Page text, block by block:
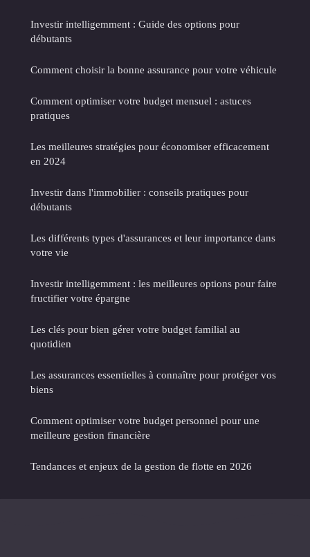
Investir intelligemment : Guide des options pour
débutants
Comment choisir la bonne assurance pour votre véhicule
Comment optimiser votre budget mensuel : astuces
pratiques
Les meilleures stratégies pour économiser efficacement
en 2024
Investir dans l'immobilier : conseils pratiques pour
débutants
Les différents types d'assurances et leur importance dans
votre vie
Investir intelligemment : les meilleures options pour faire
fructifier votre épargne
Les clés pour bien gérer votre budget familial au
quotidien
Les assurances essentielles à connaître pour protéger vos
biens
Comment optimiser votre budget personnel pour une
meilleure gestion financière
Tendances et enjeux de la gestion de flotte en 2026